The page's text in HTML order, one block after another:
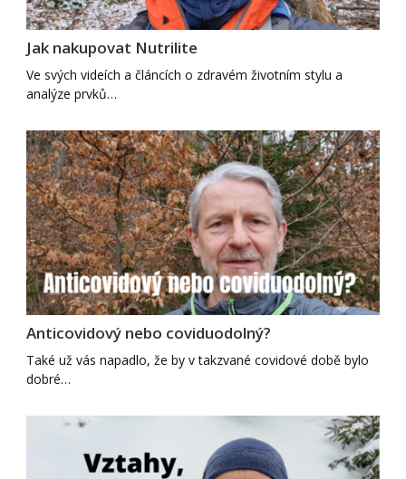
Jak nakupovat Nutrilite
Ve svých videích a článcích o zdravém životním stylu a
analýze prvků…
Anticovidový nebo coviduodolný?
Také už vás napadlo, že by v takzvané covidové době bylo
dobré…